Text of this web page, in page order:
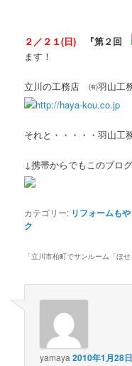
２／２１(日) 『第２回
ます！
立川の工務店 ㈲羽山工
http://haya-kou.co.jp
それと・・・・・羽山工
↓携帯からでもこのブロ
カテゴリー: リフォームもや
ク
「立川市柏町でサンルーム「ほせ
yamaya 2010年1月28